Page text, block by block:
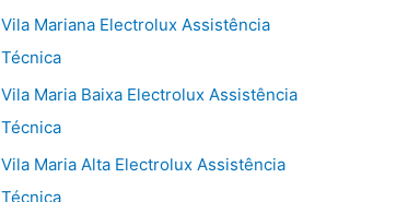
Vila Mariana Electrolux Assistência
Técnica
Vila Maria Baixa Electrolux Assistência
Técnica
Vila Maria Alta Electrolux Assistência
Técnica